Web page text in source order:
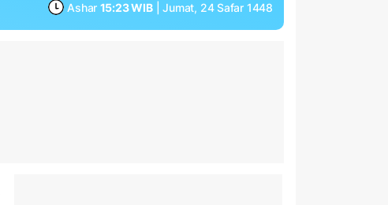
Ashar 15:23 WIB | Jumat, 24 Safar 1448